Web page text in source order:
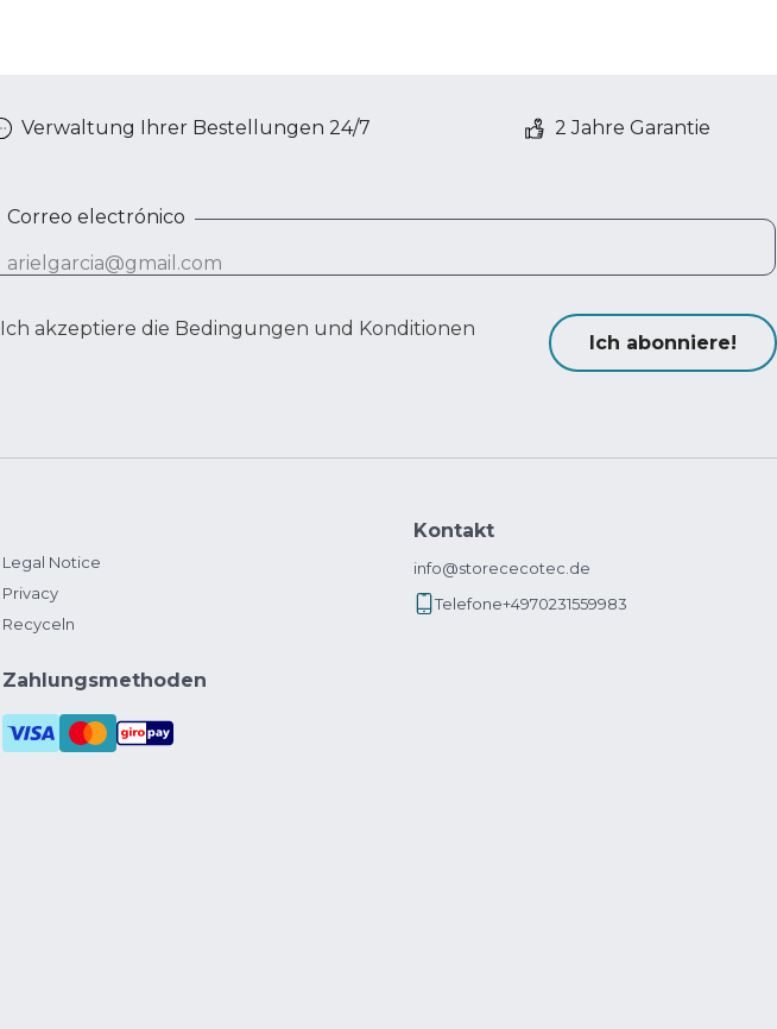
Verwaltung Ihrer Bestellungen 24/7 2 Jahre Garantie
Correo electrónico
Ich akzeptiere die Bedingungen und Konditionen
Ich abonniere!
Legal Notice
Privacy
Recyceln
Zahlungsmethoden
Kontakt
info@storececotec.de
Telefone+4970231559983